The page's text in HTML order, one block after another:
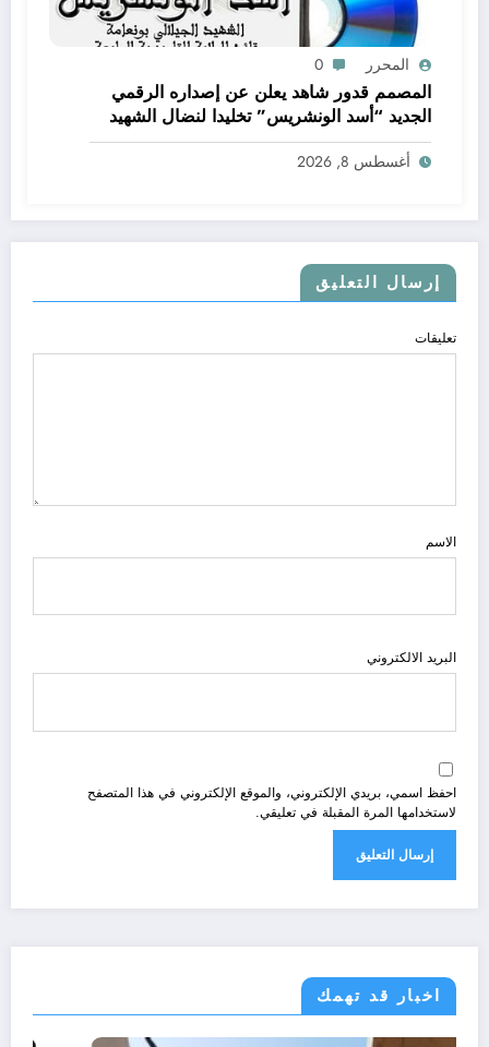
المحرر 0
المصمم قدور شاهد يعلن عن إصداره الرقمي
الجديد “أسد الونشريس” تخليدا لنضال الشهيد
الجيلالي بونعامة
أغسطس 8, 2026
إرسال التعليق
تعليقات
الاسم
البريد الالكتروني
احفظ اسمي، بريدي الإلكتروني، والموقع الإلكتروني في هذا المتصفح
لاستخدامها المرة المقبلة في تعليقي.
اخبار قد تهمك